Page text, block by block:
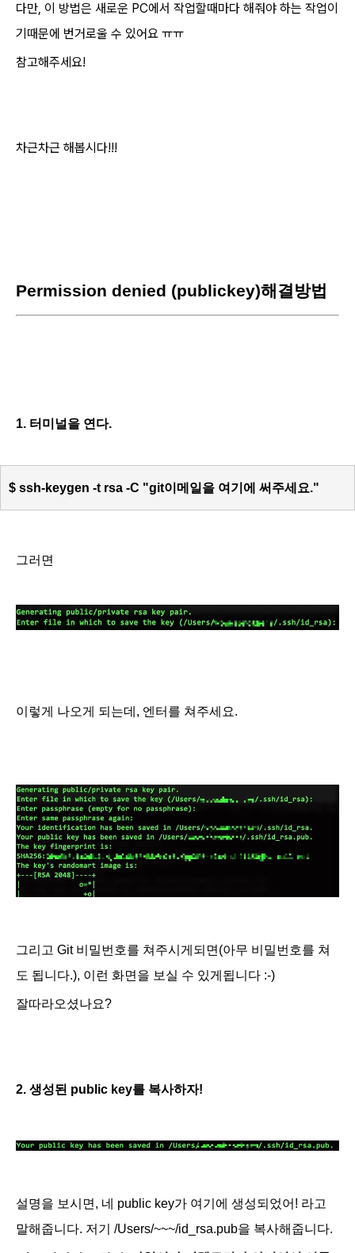
다만, 이 방법은 새로운 PC에서 작업할때마다 해줘야 하는 작업이
기때문에 번거로울 수 있어요 ㅠㅠ
참고해주세요!
차근차근 해봅시다!!!
Permission denied (publickey)해결방법
1. 터미널을 연다.
$ ssh-keygen -t rsa -C "git이메일을 여기에 써주세요."
그러면
이렇게 나오게 되는데, 엔터를 쳐주세요.
그리고 Git 비밀번호를 쳐주시게되면 (아무 비밀번호를 쳐
도 됩니다.), 이런 화면을 보실 수 있게됩니다 :-)
잘따라오셨나요?
2. 생성된 public key를 복사하자!
설명을 보시면, 네 public key가 여기에 생성되었어! 라고
말해줍니다. 저기 /Users/~~~/id_rsa.pub을 복사해줍니다.